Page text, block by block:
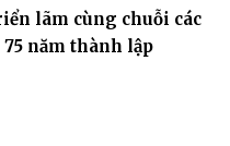
lãm cùng chuỗi các
năm thành lập